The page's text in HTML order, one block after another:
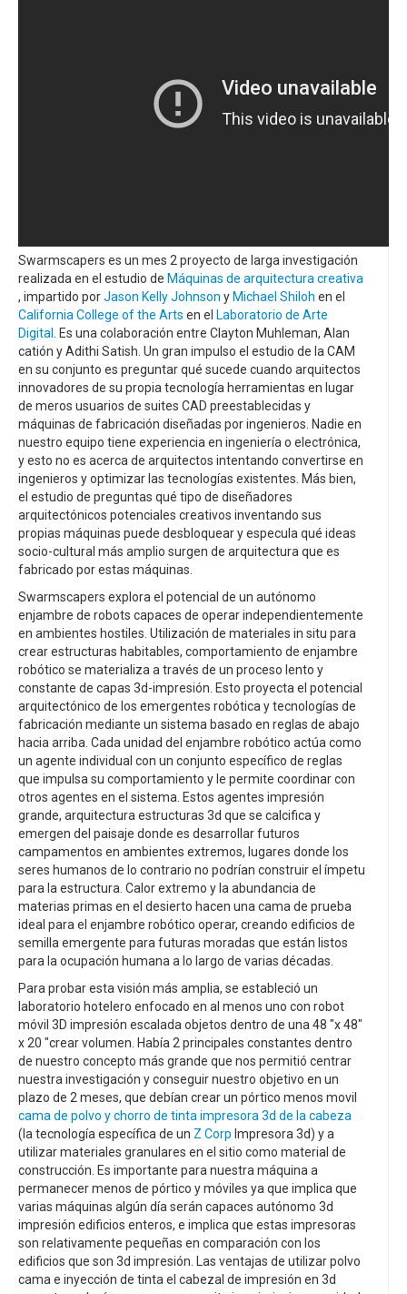
Swarmscapers es un mes 2 proyecto de larga investigación
realizada en el estudio de Máquinas de arquitectura creativa
, impartido porJason Kelly Johnson y Michael Shiloh en el
California College of the Arts en el Laboratorio de Arte
Digital . Es una colaboración entre Clayton Muhleman, Alan
catión y Adithi Satish. Un gran impulso el estudio de la CAM
en su conjunto es preguntar qué sucede cuando arquitectos
innovadores de su propia tecnología herramientas en lugar
de meros usuarios de suites CAD preestablecidas y
máquinas de fabricación diseñadas por ingenieros. Nadie en
nuestro equipo tiene experiencia en ingeniería o electrónica,
y esto no es acerca de arquitectos intentando convertirse en
ingenieros y optimizar las tecnologías existentes. Más bien,
el estudio de preguntas qué tipo de diseñadores
arquitectónicos potenciales creativos inventando sus
propias máquinas puede desbloquear y especula qué ideas
socio-cultural más amplio surgen de arquitectura que es
fabricado por estas máquinas.
Swarmscapers explora el potencial de un autónomo
enjambre de robots capaces de operar independientemente
en ambientes hostiles. Utilización de materiales in situ para
crear estructuras habitables, comportamiento de enjambre
robótico se materializa a través de un proceso lento y
constante de capas 3d-impresión. Esto proyecta el potencial
arquitectónico de los emergentes robótica y tecnologías de
fabricación mediante un sistema basado en reglas de abajo
hacia arriba. Cada unidad del enjambre robótico actúa como
un agente individual con un conjunto específico de reglas
que impulsa su comportamiento y le permite coordinar con
otros agentes en el sistema. Estos agentes impresión
grande, arquitectura estructuras 3d que se calcifica y
emergen del paisaje donde es desarrollar futuros
campamentos en ambientes extremos, lugares donde los
seres humanos de lo contrario no podrían construir el ímpetu
para la estructura. Calor extremo y la abundancia de
materias primas en el desierto hacen una cama de prueba
ideal para el enjambre robótico operar, creando edificios de
semilla emergente para futuras moradas que están listos
para la ocupación humana a lo largo de varias décadas.
Para probar esta visión más amplia, se estableció un
laboratorio hotelero enfocado en al menos uno con robot
móvil 3D impresión escalada objetos dentro de una 48 "x 48"
x 20 "crear volumen. Había 2 principales constantes dentro
de nuestro concepto más grande que nos permitió centrar
nuestra investigación y conseguir nuestro objetivo en un
plazo de 2 meses, que debían crear un pórtico menos movil
cama de polvo y chorro de tinta impresora 3d de la cabeza
(la tecnología específica de un Z Corp Impresora 3d) y a
utilizar materiales granulares en el sitio como material de
construcción. Es importante para nuestra máquina a
permanecer menos de pórtico y móviles ya que implica que
varias máquinas algún día serán capaces autónomo 3d
impresión edificios enteros, e implica que estas impresoras
son relativamente pequeñas en comparación con los
edificios que son 3d impresión. Las ventajas de utilizar polvo
cama e inyección de tinta el cabezal de impresión en 3d